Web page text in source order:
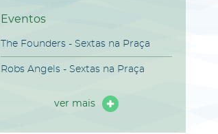
Eventos
The Founders - Sextas na Praça
Robs Angels - Sextas na Praça
ver mais